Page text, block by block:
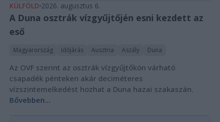
KÜLFÖLD 2026. augusztus 6.
A Duna osztrák vízgyűjtőjén esni kezdett az
eső
Magyarország Időjárás Ausztria Aszály Duna
Az OVF szerint az osztrák vízgyűjtőkön várható
csapadék pénteken akár deciméteres
vízszintemelkedést hozhat a Duna hazai szakaszán.
Bővebben...